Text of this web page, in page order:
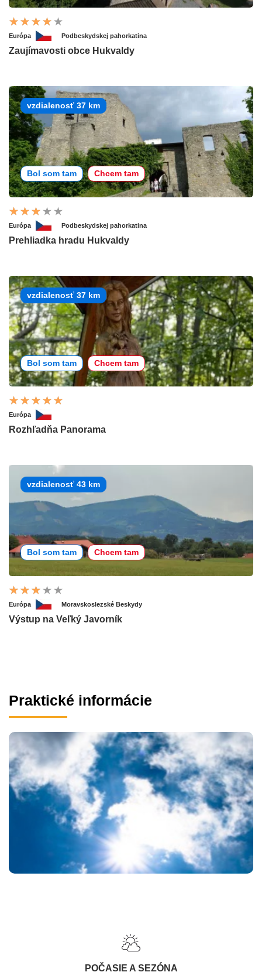
Európa Podbeskydskej pahorkatina
Zaujímavosti obce Hukvaldy
vzdialenosť 37 km
Bol som tam Chcem tam
Európa Podbeskydskej pahorkatina
Prehliadka hradu Hukvaldy
vzdialenosť 37 km
Bol som tam Chcem tam
Európa
Rozhľadňa Panorama
vzdialenosť 43 km
Bol som tam Chcem tam
Európa Moravskoslezské Beskydy
Výstup na Veľký Javorník
Praktické informácie
POČASIE A SEZÓNA